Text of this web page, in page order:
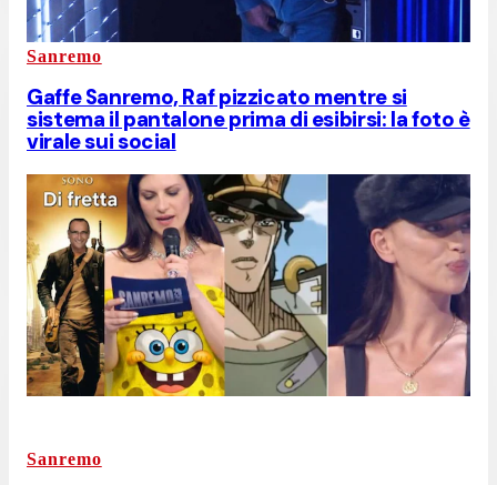
Sanremo
Gaffe Sanremo, Raf pizzicato mentre si
sistema il pantalone prima di esibirsi: la foto è
virale sui social
Sanremo